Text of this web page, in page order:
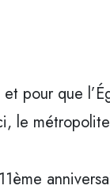
pour que
le